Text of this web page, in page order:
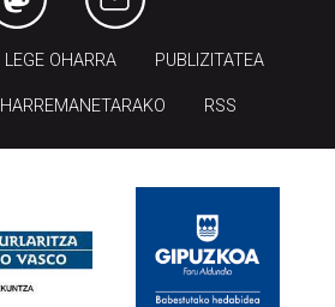
LEGE OHARRA PUBLIZITATEA
HARREMANETARAKO RSS